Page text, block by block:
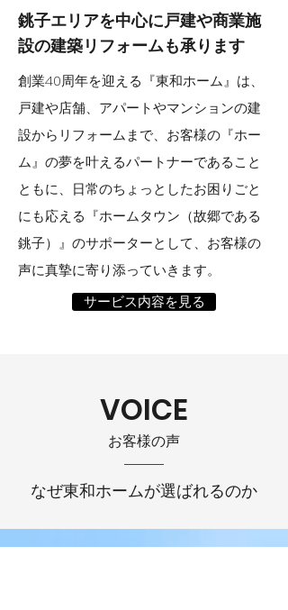
銚子エリアを中心に戸建や商業施
設の建築リフォームも承ります
創業40周年を迎える『東和ホーム』は、
戸建や店舗、アパートやマンションの建
設からリフォームまで、お客様の『ホー
ム』の夢を叶えるパートナーであること
ともに、日常のちょっとしたお困りごと
にも応える『ホームタウン（故郷である
銚子）』のサポーターとして、お客様の
声に真摯に寄り添っていきます。
サービス内容を見る
VOICE
お客様の声
なぜ東和ホームが選ばれるのか